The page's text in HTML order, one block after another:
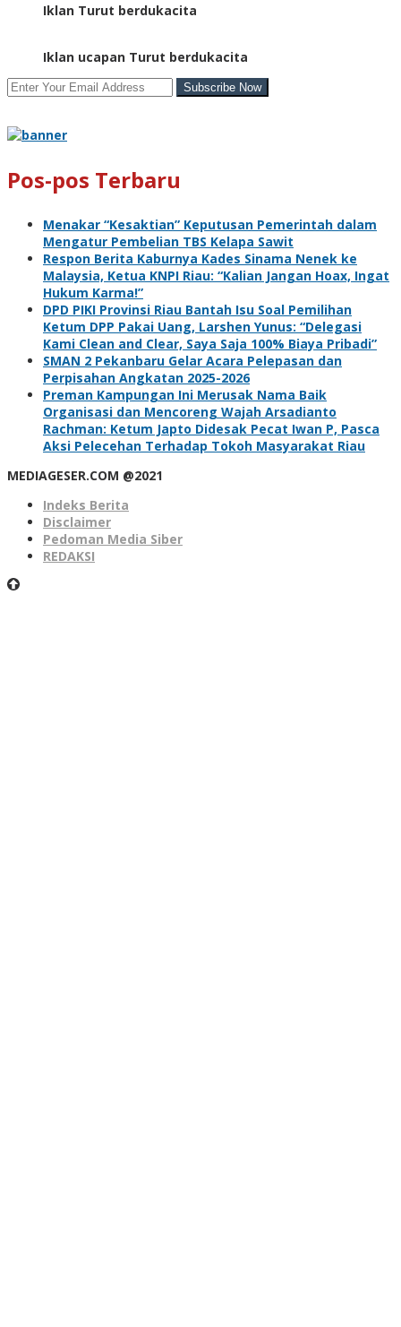
Iklan Turut berdukacita
Iklan ucapan Turut berdukacita
Pos-pos Terbaru
Menakar “Kesaktian” Keputusan Pemerintah dalam
Mengatur Pembelian TBS Kelapa Sawit
Respon Berita Kaburnya Kades Sinama Nenek ke
Malaysia, Ketua KNPI Riau: “Kalian Jangan Hoax, Ingat
Hukum Karma!”
DPD PIKI Provinsi Riau Bantah Isu Soal Pemilihan
Ketum DPP Pakai Uang, Larshen Yunus: “Delegasi
Kami Clean and Clear, Saya Saja 100% Biaya Pribadi”
SMAN 2 Pekanbaru Gelar Acara Pelepasan dan
Perpisahan Angkatan 2025-2026
Preman Kampungan Ini Merusak Nama Baik
Organisasi dan Mencoreng Wajah Arsadianto
Rachman: Ketum Japto Didesak Pecat Iwan P, Pasca
Aksi Pelecehan Terhadap Tokoh Masyarakat Riau
MEDIAGESER.COM @2021
Indeks Berita
Disclaimer
Pedoman Media Siber
REDAKSI